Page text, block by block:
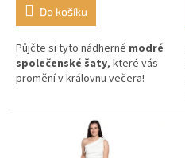
Do košíku
Půjčte si tyto nádherné modré
společenské šaty, které vás
promění v královnu večera!